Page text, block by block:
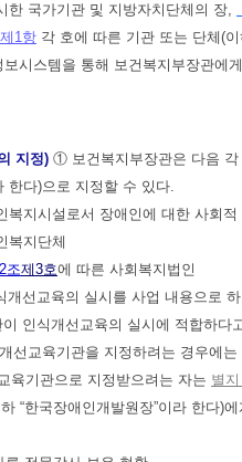
한 국가기관 및 지방자치단체의 장,
제1항 각 호에 따른 기관 또는 단체(
시스템을 통해 보건복지부장관에
지정) ① 보건복지부장관은 다음 각
한다)으로 지정할 수 있다.
복지시설로서 장애인에 대한 사회
복지단체
조제3호에 따른 사회복지법인
선교육의 실시를 사업 내용으로
인식개선교육의 실시에 적합하다
선교육기관을 지정하려는 경우에
육기관으로 지정받으려는 자는 별
“한국장애인개발원장”이라 한다)